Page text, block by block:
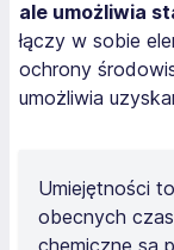
ale umożliwia
łączy w sobie
ochrony
umożliwia
Umiejętności
obecnych